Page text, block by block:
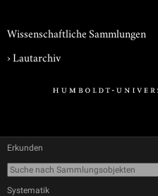
Wissenschaftliche Sammlungen
›Lautarchiv
Erkunden
Systematik